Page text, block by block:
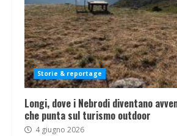
Storie & reportage
Longi, dove i Nebrodi diventano
che punta sul turismo outdoor
4 giugno 2026